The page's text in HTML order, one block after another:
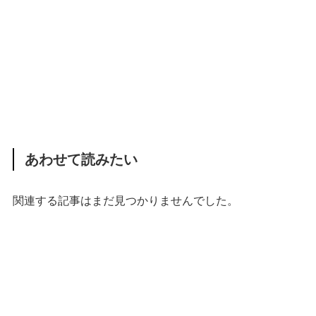
あわせて読みたい
関連する記事はまだ見つかりませんでした。